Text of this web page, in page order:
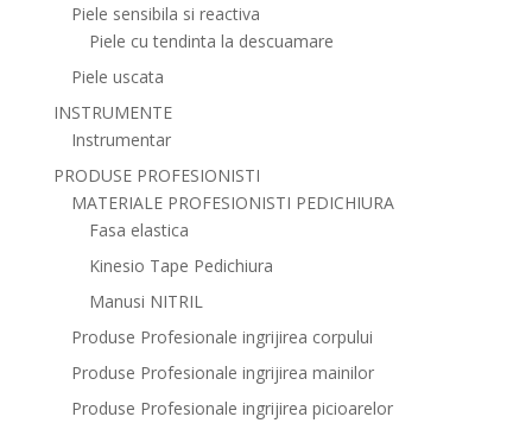
Piele sensibila si reactiva
Piele cu tendinta la descuamare
Piele uscata
INSTRUMENTE
Instrumentar
PRODUSE PROFESIONISTI
MATERIALE PROFESIONISTI PEDICHIURA
Fasa elastica
Kinesio Tape Pedichiura
Manusi NITRIL
Produse Profesionale ingrijirea corpului
Produse Profesionale ingrijirea mainilor
Produse Profesionale ingrijirea picioarelor